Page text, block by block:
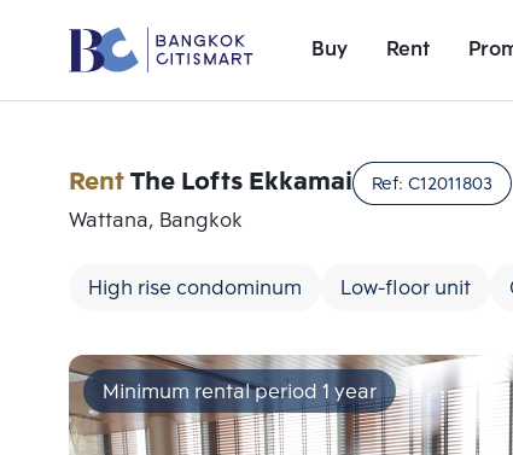
Buy Rent
RentThe Lofts Ekkamai Ref: C12011803
Wattana, Bangkok
High rise condominum Low-floor unit
Minimum rental period 1 year
Add comparative units
Number 1